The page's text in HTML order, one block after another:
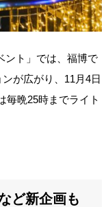
ント」では、福博で
が広がり、11月4日
毎晩25時までライト
ど新企画も